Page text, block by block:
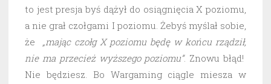
to jest presja byś dążył do osiągnięcia X poziomu,
a nie grał czołgami I poziomu. Żebyś myślał sobie,
że „mając czołg X poziomu będę w końcu rządził,
nie ma przecież wyższego poziomu”. Znowu błąd!
Nie będziesz. Bo Wargaming ciągle miesza w